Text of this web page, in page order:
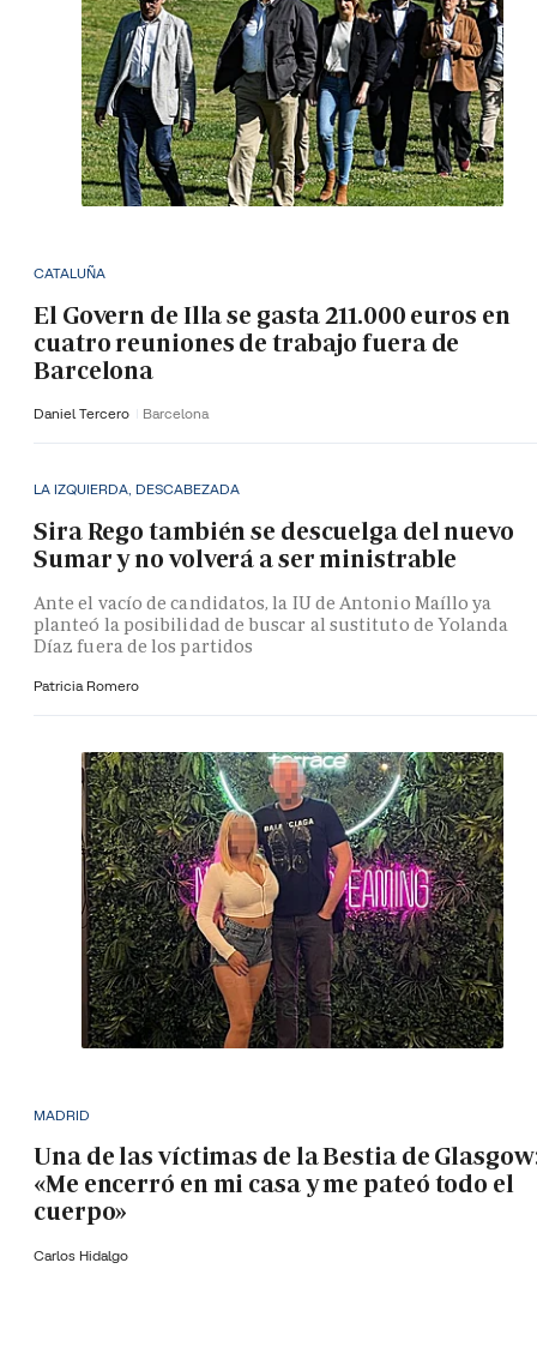
CATALUÑA
El Govern de Illa se gasta 211.000 euros en
cuatro reuniones de trabajo fuera de
Barcelona
Daniel Tercero Barcelona
LA IZQUIERDA, DESCABEZADA
Sira Rego también se descuelga del nuevo
Sumar y no volverá a ser ministrable
Ante el vacío de candidatos, la IU de Antonio Maíllo ya
planteó la posibilidad de buscar al sustituto de Yolanda
Díaz fuera de los partidos
Patricia Romero
MADRID
Una de las víctimas de la Bestia de
«Me encerró en mi casa y me pateó todo el
cuerpo»
Carlos Hidalgo